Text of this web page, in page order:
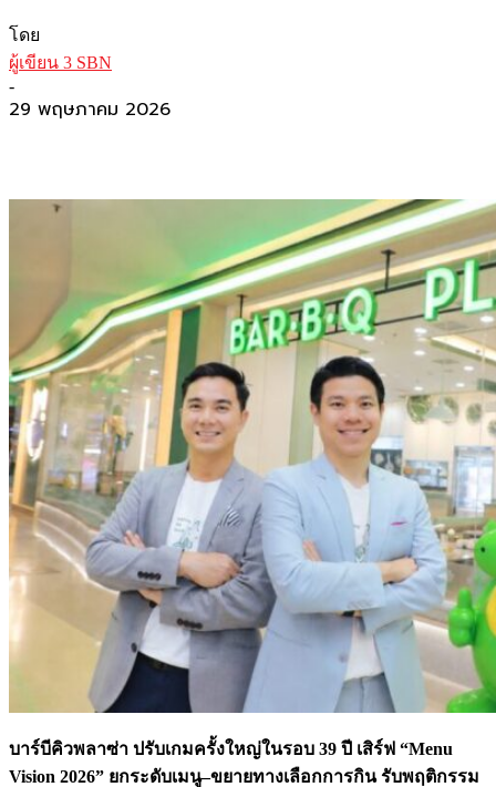
โดย
ผู้เขียน 3 SBN
-
29 พฤษภาคม 2026
บาร์บีคิวพลาซ่า ปรับเกมครั้งใหญ่ในรอบ 39 ปี เสิร์ฟ “Menu
Vision 2026” ยกระดับเมนู–ขยายทางเลือกการกิน รับพฤติกรรม